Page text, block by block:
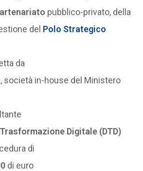
pubblico-privato, della
del Polo Strategico
da
, società in-house del Ministero
Digitale (DTD)
di
di euro